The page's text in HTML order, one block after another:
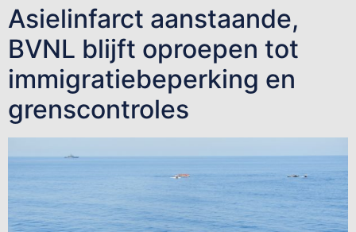
Asielinfarct aanstaande,
BVNL blijft oproepen tot
immigratiebeperking en
grenscontroles